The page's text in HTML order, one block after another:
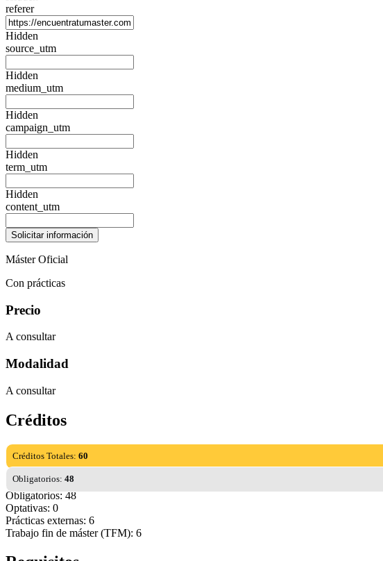
referer
Hidden
source_utm
Hidden
medium_utm
Hidden
campaign_utm
Hidden
term_utm
Hidden
content_utm
Máster Oficial
Con prácticas
Precio
A consultar
Modalidad
A consultar
Créditos
Créditos Totales: 60
Obligatorios: 48
Obligatorios: 48
Optativas: 0
Prácticas externas: 6
Trabajo fin de máster (TFM): 6